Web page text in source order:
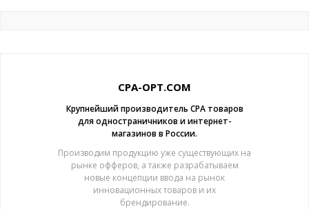
CPA-OPT.COM
Крупнейший производитель CPA товаров
для одностраничников и интернет-
магазинов в России.
Производим продукцию уже существующих на
рынке офферов, а также разрабатываем
новые концепции ввода на рынок
инновационных товаров и их
брендирование.